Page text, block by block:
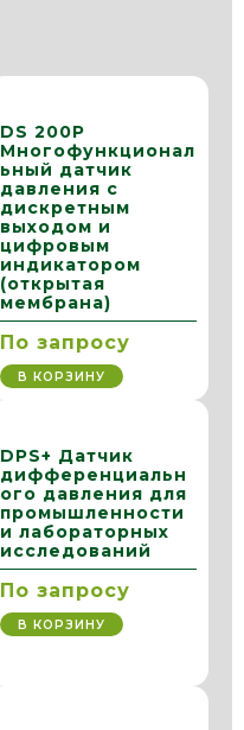
DS 200P
Многофункционал
ьный датчик
давления с
дискретным
выходом и
цифровым
индикатором
(открытая
мембрана)
По запросу
В КОРЗИНУ
DPS+ Датчик
дифференциальн
ого давления для
промышленности
и лабораторных
исследований
По запросу
В КОРЗИНУ